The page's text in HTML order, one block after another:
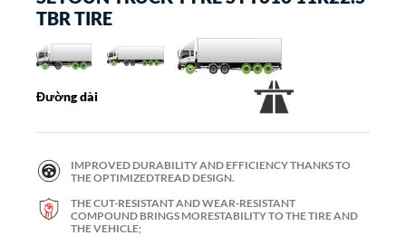
TBR TIRE
Đường dài
IMPROVED DURABILITY AND EFFICIENCY THANKS TO
THE OPTIMIZEDTREAD DESIGN.
THE CUT-RESISTANT AND WEAR-RESISTANT
COMPOUND BRINGS MORESTABILITY TO THE TIRE AND
THE VEHICLE;